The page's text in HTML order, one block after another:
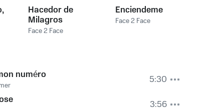
Hacedor de
Milagros
Face 2 Face
Enciendeme
Face 2 Face
numéro
5:30
3:56